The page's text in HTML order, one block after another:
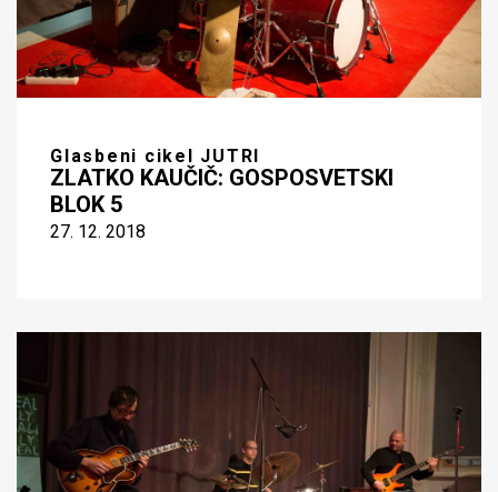
Glasbeni cikel JUTRI
ZLATKO KAUČIČ: GOSPOSVETSKI
BLOK 5
27. 12. 2018